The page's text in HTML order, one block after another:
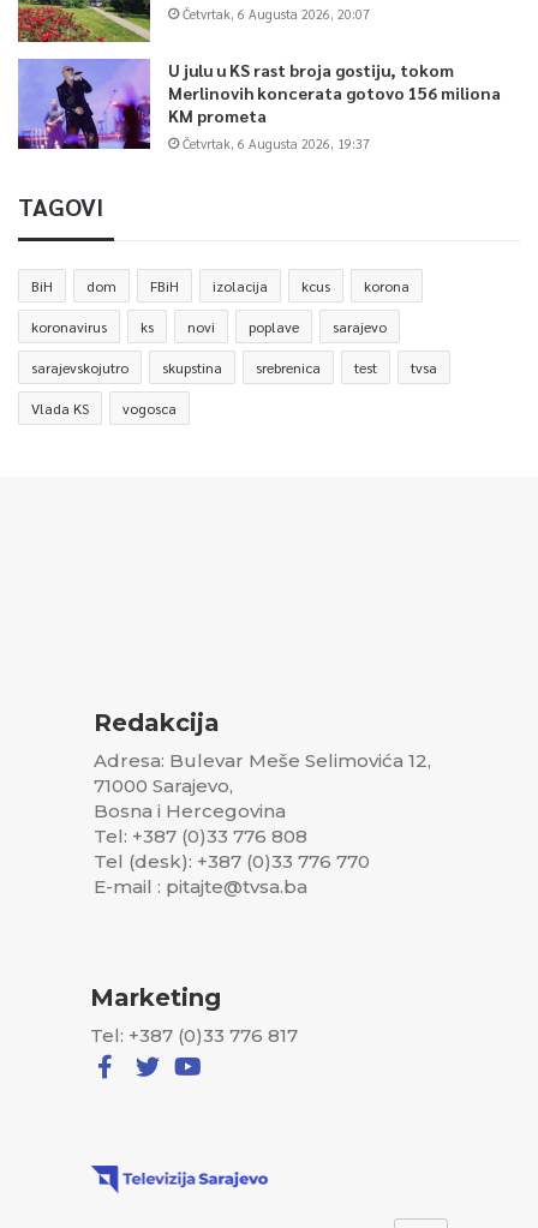
Četvrtak, 6 Augusta 2026, 20:07
U julu u KS rast broja gostiju, tokom
Merlinovih koncerata gotovo 156 miliona
KM prometa
Četvrtak, 6 Augusta 2026, 19:37
TAGOVI
BiH dom FBiH izolacija kcus korona
koronavirus ks novi poplave sarajevo
sarajevskojutro skupstina srebrenica test tvsa
Vlada KS vogosca
Redakcija
Adresa: Bulevar Meše Selimovića 12,
71000 Sarajevo,
Bosna i Hercegovina
Tel: +387 (0)33 776 808
Tel (desk): +387 (0)33 776 770
E-mail : pitajte@tvsa.ba
Marketing
Tel: +387 (0)33 776 817